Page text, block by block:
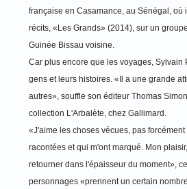
française en Casamance, au Sénégal, où
récits, «Les Grands» (2014), sur un
Guinée Bissau voisine.
Car plus encore que les voyages, Sylvain
gens et leurs histoires. «Il a une grande
autres», souffle son éditeur Thomas
collection L'Arbalète, chez Gallimard.
«J'aime les choses vécues, pas
racontées et qui m'ont marqué. Mon
retourner dans l'épaisseur du moment»,
personnages «prennent un certain